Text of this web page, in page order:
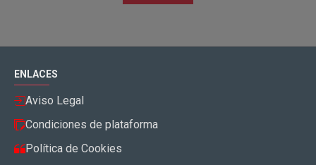
ENLACES
Aviso Legal
Condiciones de plataforma
Política de Cookies